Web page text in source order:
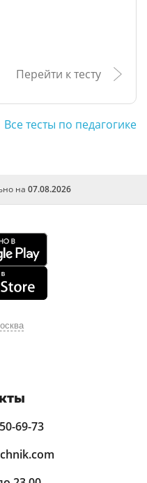
Перейти к тесту
Все тесты по педагогике
на 07.08.2026
69-73